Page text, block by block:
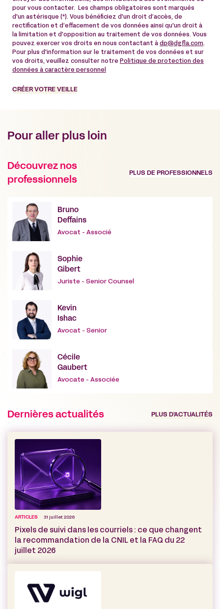
pour vous contacter. Les champs obligatoires sont marqués
d'un astérisque (*). Vous bénéficiez d'un droit d’accès, de
rectification et d’effacement de vos données ainsi qu'un droit à
la limitation et d'opposition au traitement de vos données. Vous
pouvez exercer vos droits en nous contactant à dp@dgfla.com.
Pour plus d'information sur le traitement de vos données et sur
vos droits, veuillez consulter notre Politique de protection des
données à caractère personnel
CRÉER VOTRE VEILLE
Pour aller plus loin
Découvrez nos
professionnels
PLUS DE PROFESSIONNELS
Bruno
Deffains
Avocat - Associé
Sophie
Gibert
Juriste - Senior Counsel
Kevin
Ishac
Avocat - Senior
Cécile
Gaubert
Avocate - Associée
Dernières actualités PLUS D’ACTUALITÉS
ARTICLES 31 juillet 2026
Pixels de suivi dans les courriels : ce que changent
la recommandation de la CNIL et la FAQ du 22
juillet 2026